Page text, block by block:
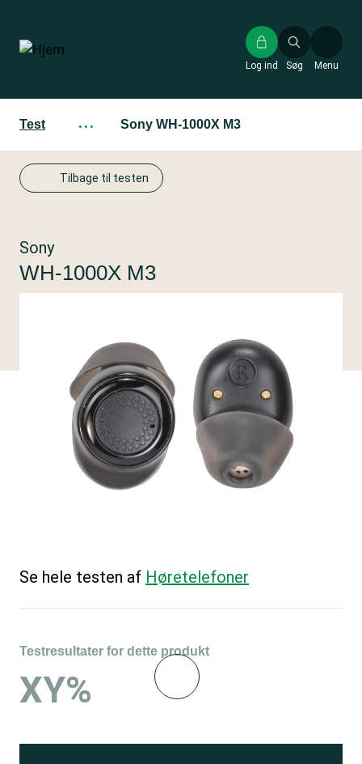
hovedindhold
Søg
Log ind Menu
Test ··· Sony WH-1000X M3
Tilbage til testen
Sony
WH-1000X M3
Se hele testen af Høretelefoner
Testresultater for dette produkt
XY%